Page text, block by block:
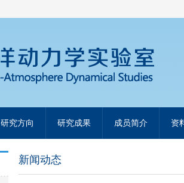
研究方向 研究成果 成员简介 资
新闻动态